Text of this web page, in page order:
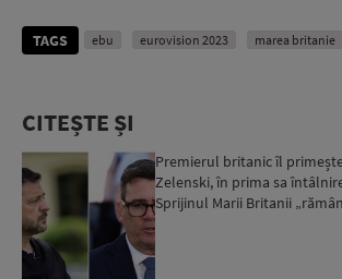
TAGS ebu eurovision 2023 marea britanie
CITEȘTE ȘI
Premierul britanic îl
Zelenski, în prima sa
Sprijinul Marii Britanii